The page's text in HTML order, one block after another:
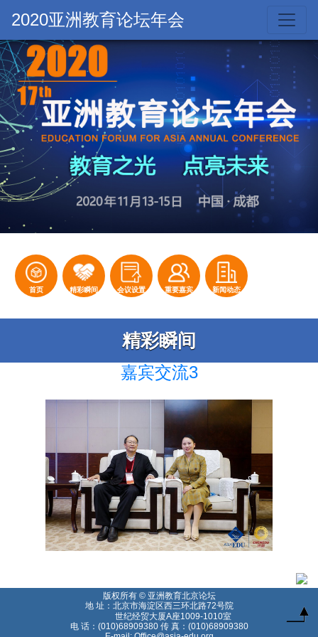
2020亚洲教育论坛年会
首页 精彩瞬间 会议设置 重要嘉宾 新闻动态
精彩瞬间
嘉宾交流3
版权所有 © 亚洲教育北京论坛
地 址：北京市海淀区西三环北路72号院
世纪经贸大厦A座1009-1010室
电 话：(010)68909380 传 真：(010)68909380